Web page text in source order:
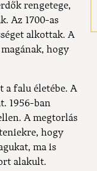
rengetege,
Az 1700-as
alkottak. A
hogy
a falu életébe. A
1956-ban
A megtorlás
hogy
ma is
alakult.